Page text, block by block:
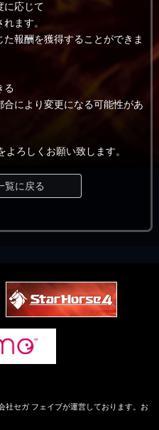
に応じて
ます。
報酬を獲得することができま
る
により変更になる可能性があ
ろしくお願い致します。
覧に戻る
社セガ フェイブが運営しております。お